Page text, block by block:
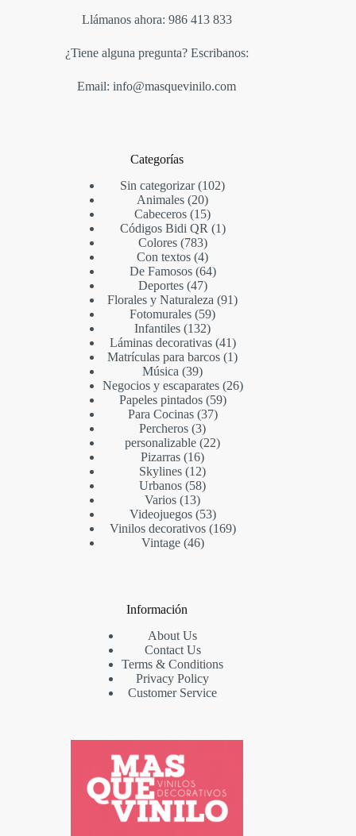
Llámanos ahora: 986 413 833
¿Tiene alguna pregunta? Escribanos:
Email: info@masquevinilo.com
Categorías
Sin categorizar 102
Animales 20
Cabeceros 15
Códigos Bidi QR
1
Colores 783
Con textos 4
De Famosos 64
Deportes 47
Florales y Naturaleza 91
Fotomurales 59
Infantiles 132
Láminas decorativas 41
Matrículas para barcos 1
Música 39
Negocios y escaparates 26
Papeles pintados 59
Para Cocinas 37
Percheros 3
personalizable 22
Pizarras 16
Skylines 12
Urbanos 58
Varios 13
Videojuegos 53
Vinilos decorativos 169
Vintage 46
Información
About Us
Contact Us
Terms & Conditions
Privacy Policy
Customer Service